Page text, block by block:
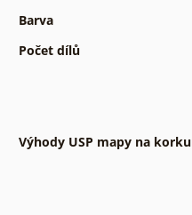
Barva
Počet dílů
Výhody USP mapy na korku